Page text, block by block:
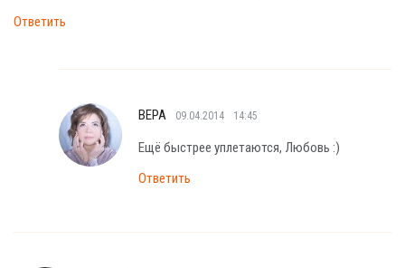
Ответить
ВЕРА 09.04.2014 14:45
Ещё быстрее уплетаются, Любовь :)
Ответить